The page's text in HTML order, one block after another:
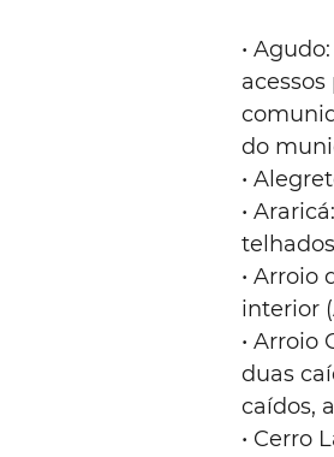
•
do
•
•
• Arroio
interior
• Arroio
duas
caídos,
• Cerro